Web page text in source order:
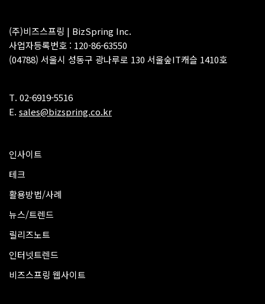
(주)비즈스프링 | BizSpring Inc.
사업자등록번호 : 120-86-63550
(04788) 서울시 성동구 광나루로 130 서울숲IT캐슬 1410호
T. 02-6919-5516
E. sales@bizspring.co.kr
인사이트
테크
활용방법/사례
뉴스/트렌드
릴리즈노트
인터넷트렌드
비즈스프링 웹사이트